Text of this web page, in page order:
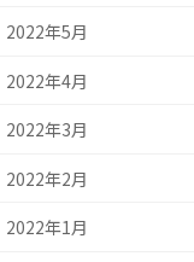
2022年5月
2022年4月
2022年3月
2022年2月
2022年1月